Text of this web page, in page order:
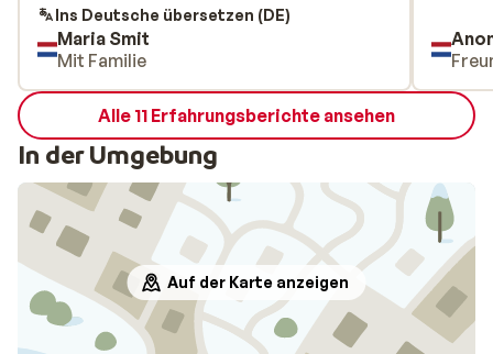
Ins Deutsche übersetzen (DE)
Maria Smit
Mit Familie
Alle 11 Erfahrungsberichte ansehen
In der Umgebung
Auf der Karte anzeigen